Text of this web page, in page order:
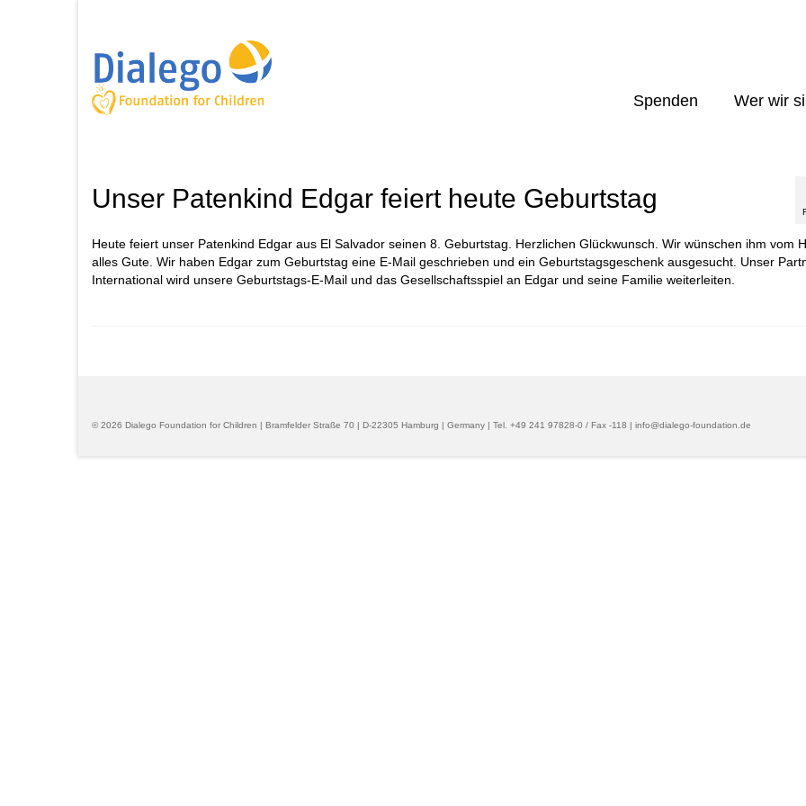
Spenden Wer wir
Unser Patenkind Edgar feiert heute Geburtstag
Heute feiert unser Patenkind Edgar aus El Salvador seinen 8. Geburtstag. Herzlichen Glückwunsch. Wir wünschen ihm vom
alles Gute. Wir haben Edgar zum Geburtstag eine E-Mail geschrieben und ein Geburtstagsgeschenk ausgesucht. Unser
International wird unsere Geburtstags-E-Mail und das Gesellschaftsspiel an Edgar und seine Familie weiterleiten.
© 2026 Dialego Foundation for Children | Bramfelder Straße 70 | D-22305 Hamburg | Germany | Tel. +49 241 97828-0 / Fax -118 | info@dialego-foundation.de